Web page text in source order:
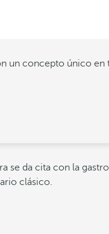
un concepto único
se da cita con la
clásico.